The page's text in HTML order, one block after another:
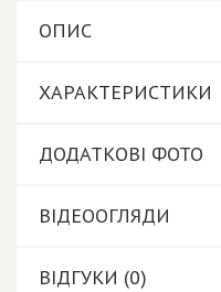
ОПИС
ХАРАКТЕРИСТИКИ
ДОДАТКОВІ ФОТО
ВІДЕООГЛЯДИ
ВІДГУКИ (0)